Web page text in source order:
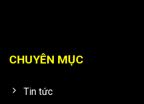
CHUYÊN MỤC
Tin tức